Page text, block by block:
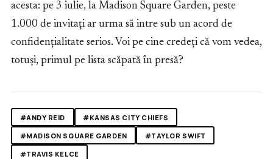
acesta: pe 3 iulie, la Madison Square Garden, peste
1.000 de invitați ar urma să intre sub un acord de
confidențialitate serios. Voi pe cine credeți că vom vedea,
totuși, primul pe lista scăpată în presă?
#ANDY REID
#KANSAS CITY CHIEFS
#MADISON SQUARE GARDEN
#TAYLOR SWIFT
#TRAVIS KELCE